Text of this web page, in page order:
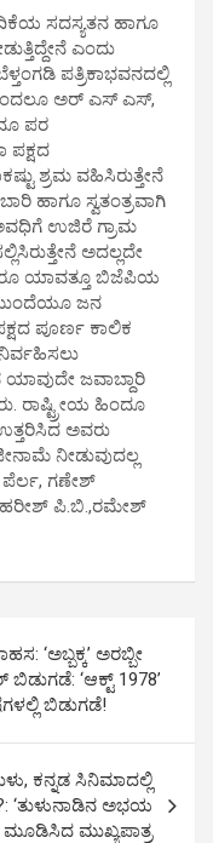
ಸದಸ್ಯತನ ಹಾಗೂ
ಎಂದು
ಪತ್ರಿಕಾಭವನದಲ್ಲಿ
ಅರ್ ಎಸ್ ಎಸ್,
ಪರ
ಪಕ್ಷದ
ಶ್ರಮ ವಹಿಸಿರುತ್ತೇನೆ
ಹಾಗೂ ಸ್ವತಂತ್ರವಾಗಿ
ಅವಧಿಗೆ ಉಜಿರೆ ಗ್ರಾಮ
ಅದಲ್ಲದೇ
ಯಾವತ್ತೂ ಬಿಜೆಪಿಯ
ಮುಂದೆಯೂ ಜನ
ಪೂರ್ಣ ಕಾಲಿಕ
ಯಾವುದೇ ಜವಾಬ್ದಾರಿ
ರಾಷ್ಟ್ರೀಯ ಹಿಂದೂ
ಅವರು
ನೀಡುವುದಲ್ಲ
ಗಣೇಶ್
ಪಿ.ಬಿ.,ರಮೇಶ್
‘ಅಬ್ಬಕ್ಕ’ ಅರಬ್ಬೀ
‘ಆಕ್ಟ್ 1978’
ಬಿಡುಗಡೆ!
ಕನ್ನಡ ಸಿನಿಮಾದಲ್ಲಿ
‘ತುಳುನಾಡಿನ ‌ಅಭಯ
ಮೂಡಿಸಿದ ಮುಖ್ಯಪಾತ್ರ